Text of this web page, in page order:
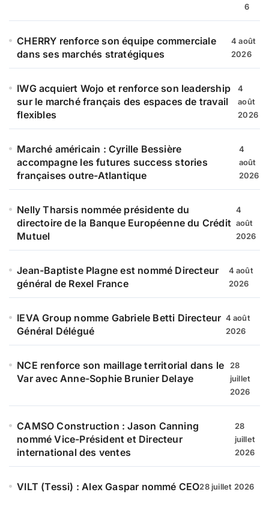
6
CHERRY renforce son équipe commerciale
dans ses marchés stratégiques
4 août
2026
IWG acquiert Wojo et renforce son leadership
sur le marché français des espaces de travail
flexibles
4
août
2026
Marché américain : Cyrille Bessière
accompagne les futures success stories
françaises outre-Atlantique
4
août
2026
Nelly Tharsis nommée présidente du
directoire de la Banque Européenne du Crédit
Mutuel
4
août
2026
Jean-Baptiste Plagne est nommé Directeur
général de Rexel France
4 août
2026
IEVA Group nomme Gabriele Betti Directeur
Général Délégué
4 août
2026
NCE renforce son maillage territorial dans le
Var avec Anne-Sophie Brunier Delaye
28
juillet
2026
CAMSO Construction : Jason Canning
nommé Vice-Président et Directeur
international des ventes
28
juillet
2026
VILT (Tessi) : Alex Gaspar nommé CEO28 juillet 2026